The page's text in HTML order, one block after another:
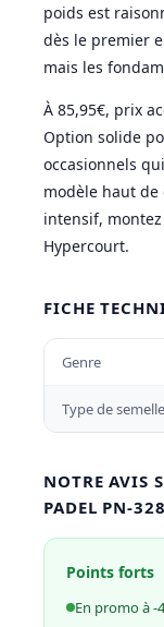
poids est
dès le premier
mais les
À 85,95€, prix
Option solide
occasionnels
modèle haut
intensif,
Hypercourt.
FICHE
Genre
Type de semelle
NOTRE AVIS
PADEL PN-
Points forts
En promo à